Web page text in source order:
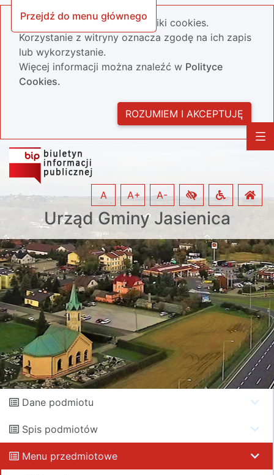
Przejdź do menu głównego
Nasza strona wykorzystuje pliki cookies.
Korzystanie z witryny oznacza zgodę na ich zapis
lub wykorzystanie.
Więcej informacji można znaleźć w Polityce
Cookies.
ROZUMIEM I AKCEPTUJĘ
Urząd Gminy Jasienica
A A+ A-
Dane podmiotu
Spis podmiotów
Menu przedmiotowe